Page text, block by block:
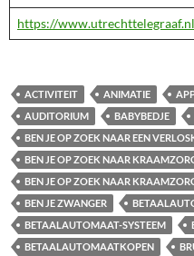
https://
ACTIVITEIT ANIMATIE
AUDITORIUM
BABYBEDJE
BEN JE OP ZOEK NAAR EEN
BEN JE OP ZOEK NAAR
BEN JE OP ZOEK NAAR
BEN JE ZWANGER
BETAALAUTOMAAT-SYSTEEM
BETAALAUTOMAATKOPEN